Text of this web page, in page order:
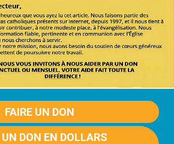
FAIRE UN DON
UN DON EN DOLLARS